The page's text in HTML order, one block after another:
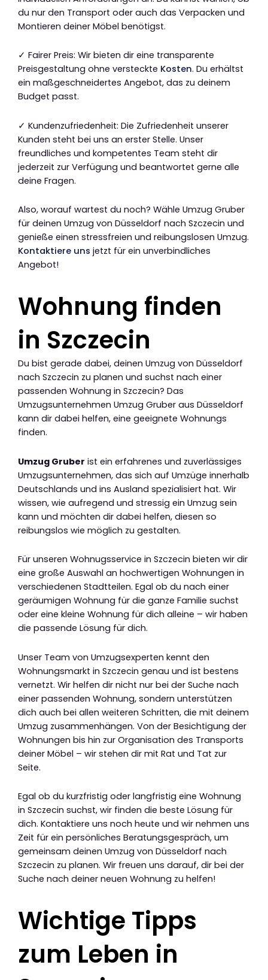
du nur den Transport oder auch das Verpacken und
Montieren deiner Möbel benötigst.
✓ Fairer Preis: Wir bieten dir eine transparente
Preisgestaltung ohne versteckte Kosten. Du erhältst
ein maßgeschneidertes Angebot, das zu deinem
Budget passt.
✓ Kundenzufriedenheit: Die Zufriedenheit unserer
Kunden steht bei uns an erster Stelle. Unser
freundliches und kompetentes Team steht dir
jederzeit zur Verfügung und beantwortet gerne alle
deine Fragen.
Also, worauf wartest du noch? Wähle Umzug Gruber
für deinen Umzug von Düsseldorf nach Szczecin und
genieße einen stressfreien und reibungslosen Umzug.
Kontaktiere uns jetzt für ein unverbindliches
Angebot!
Wohnung finden
in Szczecin
Du bist gerade dabei, deinen Umzug von Düsseldorf
nach Szczecin zu planen und suchst nach einer
passenden Wohnung in Szczecin? Das
Umzugsunternehmen Umzug Gruber aus Düsseldorf
kann dir dabei helfen, eine geeignete Wohnungs
finden.
Umzug Gruber ist ein erfahrenes und zuverlässiges
Umzugsunternehmen, das sich auf Umzüge innerhalb
Deutschlands und ins Ausland spezialisiert hat. Wir
wissen, wie aufregend und stressig ein Umzug sein
kann und möchten dir dabei helfen, diesen so
reibungslos wie möglich zu gestalten.
Für unseren Wohnugsservice in Szczecin bieten wir dir
eine große Auswahl an hochwertigen Wohnungen in
verschiedenen Stadtteilen. Egal ob du nach einer
geräumigen Wohnung für die ganze Familie suchst
oder eine kleine Wohnung für dich alleine – wir haben
die passende Lösung für dich.
Unser Team von Umzugsexperten kennt den
Wohnungsmarkt in Szczecin genau und ist bestens
vernetzt. Wir helfen dir nicht nur bei der Suche nach
einer passenden Wohnung, sondern unterstützen
dich auch bei allen weiteren Schritten, die mit deinem
Umzug zusammenhängen. Von der Besichtigung der
Wohnungen bis hin zur Organisation des Transports
deiner Möbel – wir stehen dir mit Rat und Tat zur
Seite.
Egal ob du kurzfristig oder langfristig eine Wohnung
in Szczecin suchst, wir finden die beste Lösung für
dich. Kontaktiere uns noch heute und wir nehmen uns
Zeit für ein persönliches Beratungsgespräch, um
gemeinsam deinen Umzug von Düsseldorf nach
Szczecin zu planen. Wir freuen uns darauf, dir bei der
Suche nach deiner neuen Wohnung zu helfen!
Wichtige Tipps
zum Leben in